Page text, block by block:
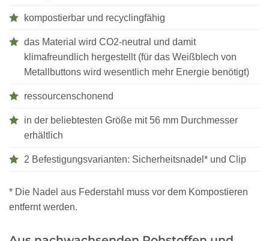
kompostierbar und recyclingfähig
das Material wird CO2-neutral und damit
klimafreundlich hergestellt (für das Weißblech von
Metallbuttons wird wesentlich mehr Energie benötigt)
ressourcenschonend
in der beliebtesten Größe mit 56 mm Durchmesser
erhältlich
2 Befestigungsvarianten: Sicherheitsnadel* und Clip
* Die Nadel aus Federstahl muss vor dem Kompostieren
entfernt werden.